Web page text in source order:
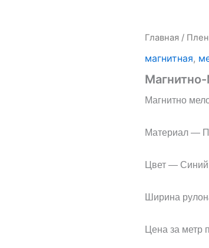
Главная /
магнитная,
Магнитно
Материал —
Цвет —
Ширина
Цена за метр
Количество
Магнитно-
пленка
Dry
Erase